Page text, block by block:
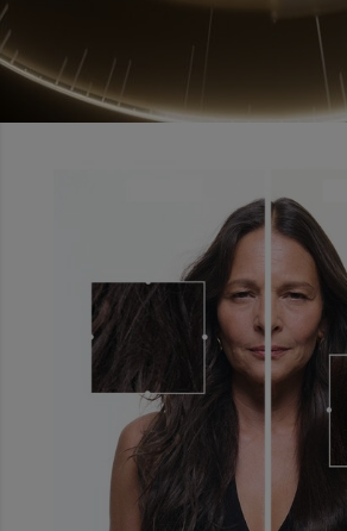
ΓΗΡΑΝΣΗΣ
ΝΥΧΤΑ
ΦΡΙΖΑΡΙΣΜΑ ΞΗΡΟΤΗΤΑΘΑΜΠΑΔΑ